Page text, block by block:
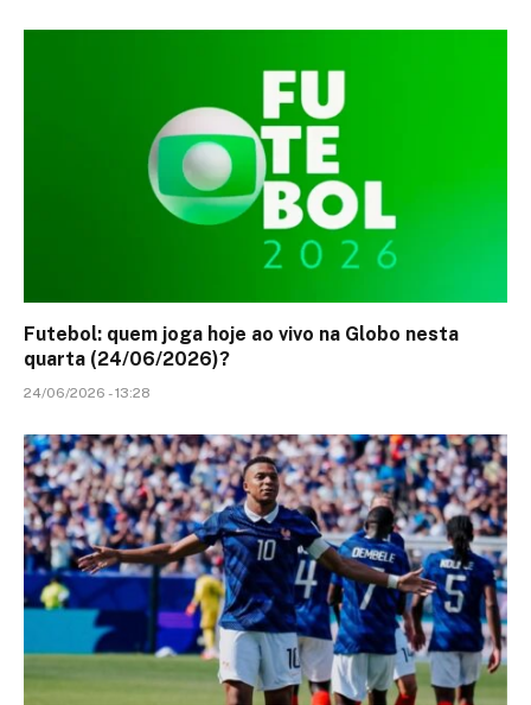
Futebol: quem joga hoje ao vivo na Globo nesta
quarta (24/06/2026)?
24/06/2026 - 13:28